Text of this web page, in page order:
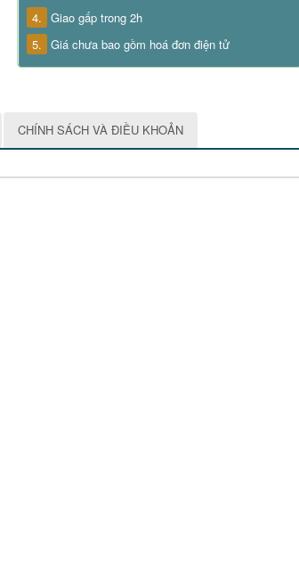
4. Giao gấp trong 2h
5. Giá chưa bao gồm hoá đơn điện tử
CHÍNH SÁCH VÀ ĐIỀU KHOẢN